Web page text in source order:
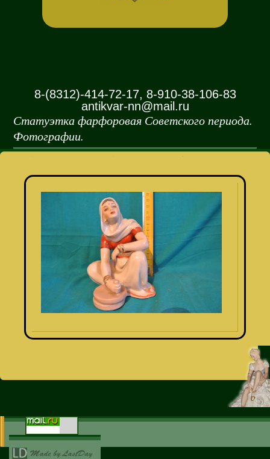
8-(8312)-414-72-17, 8-910-38-106-83
antikvar-nn@mail.ru
Статуэтка фарфоровая Советского периода.
Фотографии.